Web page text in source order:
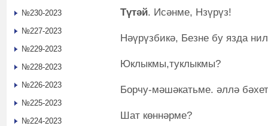
Түтәй. Исәнме, Нзүрүз!
Нәүрүзбикә, Безне бу язда
Юклыкмы,туклыкмы?
Борчу-мәшәкатьме. әллә
Шат көннәрме?
№230-2023
№227-2023
№229-2023
№228-2023
№226-2023
№225-2023
№224-2023